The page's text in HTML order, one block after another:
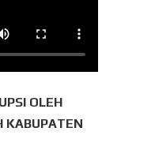
OLEH
KABUPATEN